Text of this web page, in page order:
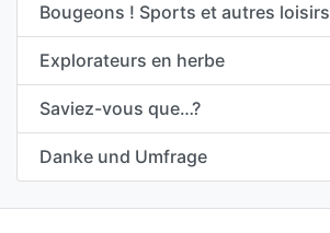
Bougeons ! Sports et autres loisirs
Explorateurs en herbe
Saviez-vous que…?
Danke und Umfrage